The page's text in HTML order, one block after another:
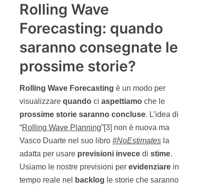
Rolling Wave
Forecasting: quando
saranno consegnate le
prossime storie?
Rolling Wave Forecasting è un modo per
visualizzare quando ci aspettiamo che le
prossime storie saranno concluse. L’idea di
“Rolling Wave Planning”[3] non è nuova ma
Vasco Duarte nel suo libro #NoEstimates la
adatta per usare previsioni invece di stime.
Usiamo le nostre previsioni per evidenziare in
tempo reale nel
backlog le storie che saranno